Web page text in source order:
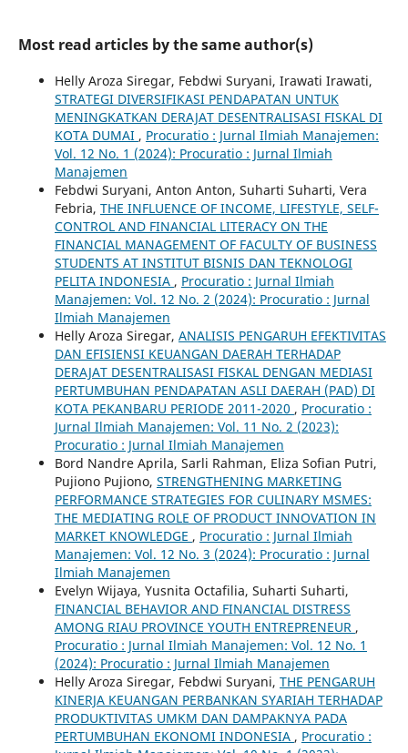
Most read articles by the same author(s)
Helly Aroza Siregar, Febdwi Suryani, Irawati Irawati,
STRATEGI DIVERSIFIKASI PENDAPATAN UNTUK
MENINGKATKAN DERAJAT DESENTRALISASI FISKAL DI
KOTA DUMAI , Procuratio : Jurnal Ilmiah Manajemen:
Vol. 12 No. 1 (2024): Procuratio : Jurnal Ilmiah
Manajemen
Febdwi Suryani, Anton Anton, Suharti Suharti, Vera
Febria, THE INFLUENCE OF INCOME, LIFESTYLE, SELF-
CONTROL AND FINANCIAL LITERACY ON THE
FINANCIAL MANAGEMENT OF FACULTY OF BUSINESS
STUDENTS AT INSTITUT BISNIS DAN TEKNOLOGI
PELITA INDONESIA , Procuratio : Jurnal Ilmiah
Manajemen: Vol. 12 No. 2 (2024): Procuratio : Jurnal
Ilmiah Manajemen
Helly Aroza Siregar, ANALISIS PENGARUH EFEKTIVITAS
DAN EFISIENSI KEUANGAN DAERAH TERHADAP
DERAJAT DESENTRALISASI FISKAL DENGAN MEDIASI
PERTUMBUHAN PENDAPATAN ASLI DAERAH (PAD) DI
KOTA PEKANBARU PERIODE 2011-2020 , Procuratio :
Jurnal Ilmiah Manajemen: Vol. 11 No. 2 (2023):
Procuratio : Jurnal Ilmiah Manajemen
Bord Nandre Aprila, Sarli Rahman, Eliza Sofian Putri,
Pujiono Pujiono, STRENGTHENING MARKETING
PERFORMANCE STRATEGIES FOR CULINARY MSMES:
THE MEDIATING ROLE OF PRODUCT INNOVATION IN
MARKET KNOWLEDGE , Procuratio : Jurnal Ilmiah
Manajemen: Vol. 12 No. 3 (2024): Procuratio : Jurnal
Ilmiah Manajemen
Evelyn Wijaya, Yusnita Octafilia, Suharti Suharti,
FINANCIAL BEHAVIOR AND FINANCIAL DISTRESS
AMONG RIAU PROVINCE YOUTH ENTREPRENEUR ,
Procuratio : Jurnal Ilmiah Manajemen: Vol. 12 No. 1
(2024): Procuratio : Jurnal Ilmiah Manajemen
Helly Aroza Siregar, Febdwi Suryani, THE PENGARUH
KINERJA KEUANGAN PERBANKAN SYARIAH TERHADAP
PRODUKTIVITAS UMKM DAN DAMPAKNYA PADA
PERTUMBUHAN EKONOMI INDONESIA , Procuratio :